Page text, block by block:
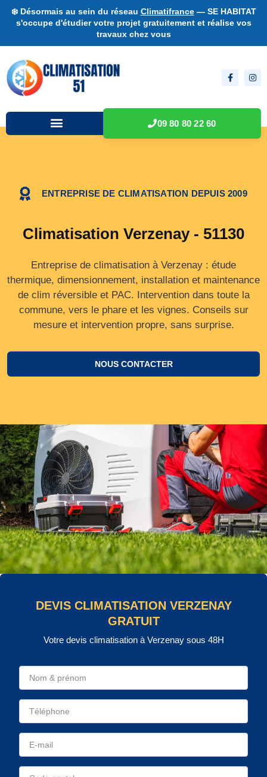
❄️ Désormais au sein du réseau Climatifrance— SE HABITAT
s'occupe d'étudier votre projet gratuitement et réalise vos
travaux chez vous
09 80 80 22 60
ENTREPRISE DE CLIMATISATION DEPUIS 2009
Climatisation Verzenay - 51130
Entreprise de climatisation à Verzenay : étude
thermique, dimensionnement, installation et maintenance
de clim réversible et PAC. Intervention dans toute la
commune, vers le phare et les vignes. Conseils sur
mesure et intervention propre, sans surprise.
NOUS CONTACTER
DEVIS CLIMATISATION VERZENAY
GRATUIT
Votre devis climatisation à Verzenay sous 48H